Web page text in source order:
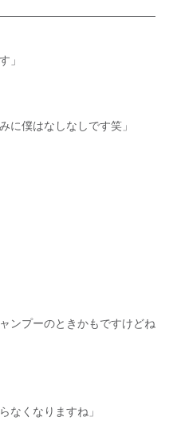
」
に僕はなしなしです笑」
ンプーのときかもですけどね
なくなりますね」